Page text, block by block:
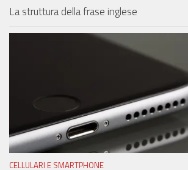
La struttura della frase inglese
CELLULARI E SMARTPHONE